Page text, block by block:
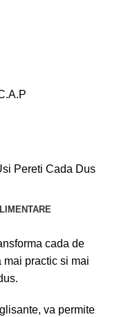
Pereti Cada Dus
cada de
mai practic si mai
va permite